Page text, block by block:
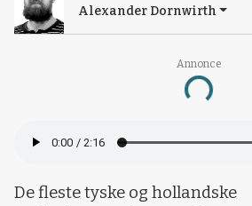
Annonce
Loading...
Alexander Dornwirth
De fleste tyske og hollandske